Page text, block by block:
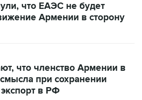
что ЕАЭС не будет
Армении в сторону
что членство Армении в
при сохранении
в РФ